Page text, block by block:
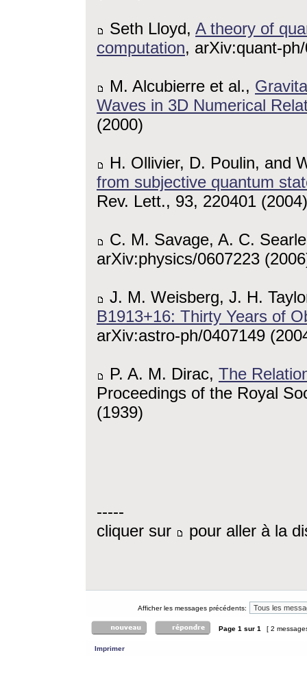
Seth Lloyd, A theory of
computation, arXiv:quant-
M. Alcubierre et al.,
Waves in 3D Numerical
(2000)
H. Ollivier, D. Poulin, and
from subjective quantum
Rev. Lett., 93, 220401 (2004)
C. M. Savage, A. C.
arXiv:physics/0607223
J. M. Weisberg, J. H.
B1913+16: Thirty Years of
arXiv:astro-ph/0407149
P. A. M. Dirac, The
Proceedings of the Royal
(1939)
-----
cliquer sur
pour aller à la
Afficher les messages précédents:
Page 1 sur 1 [ 2
Imprimer